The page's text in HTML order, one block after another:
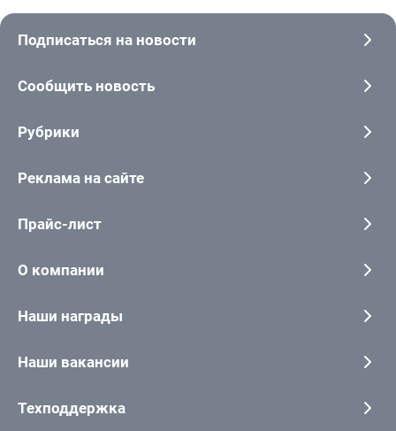
Подписаться на новости
Сообщить новость
Рубрики
Реклама на сайте
Прайс-лист
О компании
Наши награды
Наши вакансии
Техподдержка